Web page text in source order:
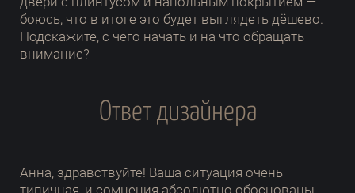
боюсь, что в итоге это будет выглядеть дёшево.
Подскажите, с чего начать и на что обращать
внимание?
Ответ дизайнера
Анна, здравствуйте! Ваша ситуация очень
типичная, и сомнения абсолютно обоснованы.